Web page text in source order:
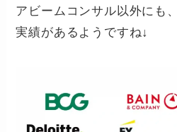
アビームコンサル以外にも
実績があるようですね↓